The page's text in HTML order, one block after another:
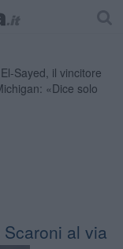
al via